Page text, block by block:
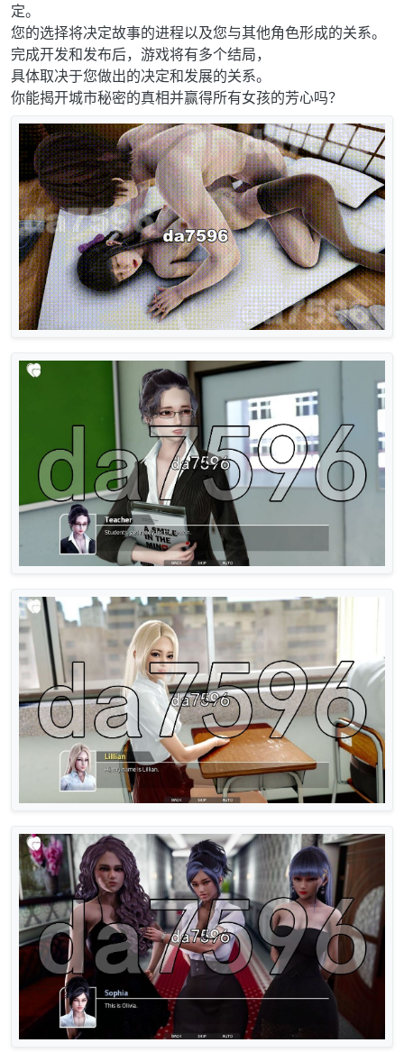
定。
您的选择将决定故事的进程以及您与其他角色形成的关系。
完成开发和发布后，游戏将有多个结局，
具体取决于您做出的决定和发展的关系。
你能揭开城市秘密的真相并赢得所有女孩的芳心吗？